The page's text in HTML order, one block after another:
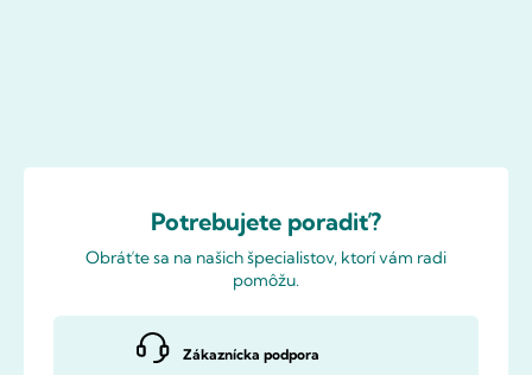
Potrebujete poradiť?
Obráťte sa na našich špecialistov, ktorí vám radi
pomôžu.
Zákaznícka podpora